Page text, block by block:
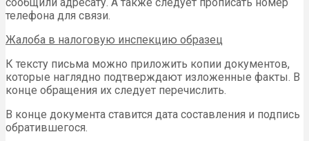
телефона для связи.
Жалоба в налоговую инспекцию образец
К тексту письма можно приложить копии документов,
которые наглядно подтверждают изложенные факты. В
конце обращения их следует перечислить.
В конце документа ставится дата составления и подпись
обратившегося.